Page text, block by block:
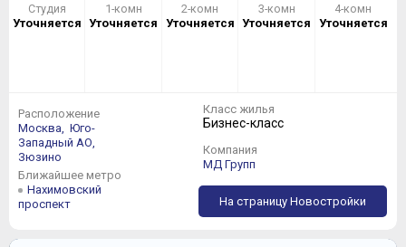
Студия
Уточняется
1-комн
Уточняется
2-комн
Уточняется
3-комн
Уточняется
4-комн
Уточняется
Расположение
Москва,
Юго-
Западный АО,
Зюзино
Ближайшее метро
Нахимовский
проспект
Класс жилья
Бизнес-класс
Компания
МД Групп
На страницу Новостройки